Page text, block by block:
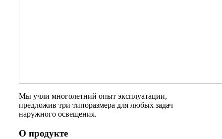
Мы учли многолетний опыт эксплуатации,
предложив три типоразмера для любых задач
наружного освещения.
О продукте